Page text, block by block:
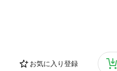
お気に入り登録